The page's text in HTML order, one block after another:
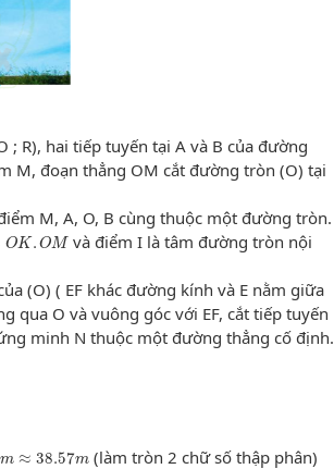
; R), hai tiếp tuyến tại A và B của đường
M, đoạn thẳng OM cắt đường tròn (O) tại
M, A, O, B cùng thuộc một đường tròn.
OK. OM
OK.OM
và điểm I là tâm đường tròn nội
(O) ( EF khác đường kính và E nằm giữa
qua O và vuông góc với EF, cắt tiếp tuyến
minh N thuộc một đường thẳng cố định.
m ≈ 38.57m
38.57 (làm tròn 2 chữ số thập phân)